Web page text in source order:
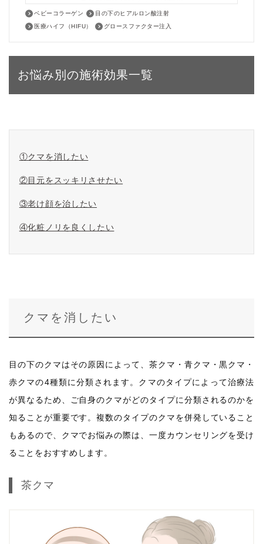
ベビーコラーゲン
目の下のヒアルロン酸注射
医療ハイフ（HIFU）
グロースファクター注入
お悩み別の施術効果一覧
①クマを消したい
②目元をスッキリさせたい
③老け顔を治したい
④化粧ノリを良くしたい
クマを消したい
目の下のクマはその原因によって、茶クマ・青クマ・黒クマ・
赤クマの4種類に分類されます。クマのタイプによって治療法
が異なるため、ご自身のクマがどのタイプに分類されるのかを
知ることが重要です。複数のタイプのクマを併発していること
もあるので、クマでお悩みの際は、一度カウンセリングを受け
ることをおすすめします。
茶クマ